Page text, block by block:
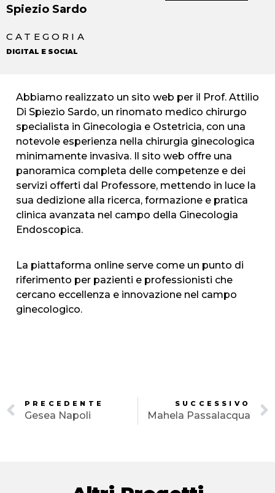
Spiezio Sardo
CATEGORIA
DIGITAL E SOCIAL
Abbiamo realizzato un sito web per il Prof. Attilio
Di Spiezio Sardo, un rinomato medico chirurgo
specialista in Ginecologia e Ostetricia, con una
notevole esperienza nella chirurgia ginecologica
minimamente invasiva. Il sito web offre una
panoramica completa delle competenze e dei
servizi offerti dal Professore, mettendo in luce la
sua dedizione alla ricerca, formazione e pratica
clinica avanzata nel campo della Ginecologia
Endoscopica.
La piattaforma online serve come un punto di
riferimento per pazienti e professionisti che
cercano eccellenza e innovazione nel campo
ginecologico.
PRECEDENTE
Gesea Napoli
SUCCESSIVO
Mahela Passalacqua